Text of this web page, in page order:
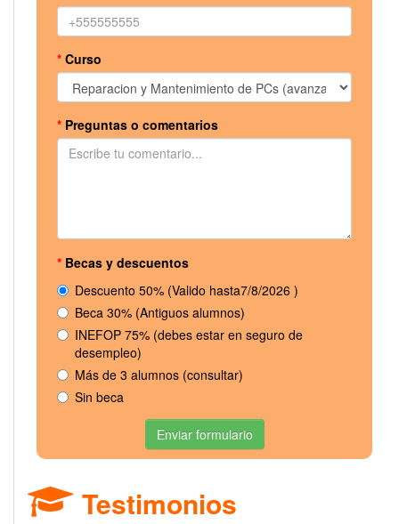
*Curso
*Preguntas o comentarios
* Becas y descuentos
Descuento 50% (Valido hasta7/8/2026 )
Beca 30% (Antiguos alumnos)
INEFOP 75% (debes estar en seguro de
desempleo)
Más de 3 alumnos (consultar)
Sin beca
Enviar formulario
Testimonios